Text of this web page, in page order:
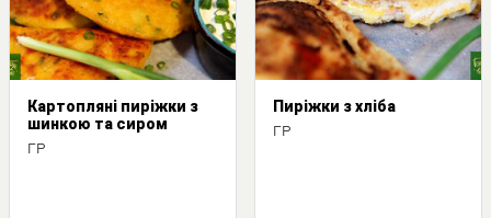
Картопляні пиріжки з
шинкою та сиром
ГР
Пиріжки з хліба
ГР